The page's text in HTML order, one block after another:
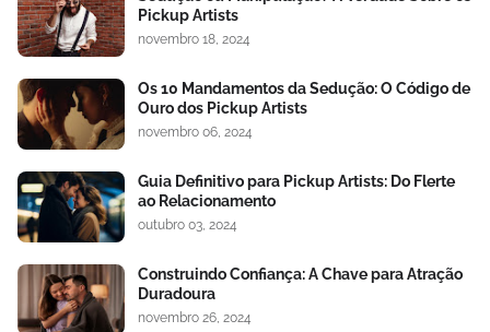
Pickup Artists
novembro 18, 2024
Os 10 Mandamentos da Sedução: O Código de
Ouro dos Pickup Artists
novembro 06, 2024
Guia Definitivo para Pickup Artists: Do Flerte
ao Relacionamento
outubro 03, 2024
Construindo Confiança: A Chave para Atração
Duradoura
novembro 26, 2024